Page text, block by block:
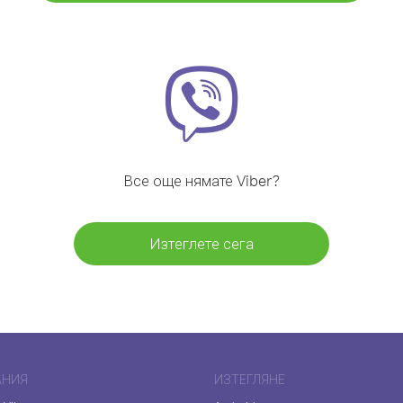
Все още нямате Viber?
Изтеглете сега
ИЗТЕГЛЯНЕ